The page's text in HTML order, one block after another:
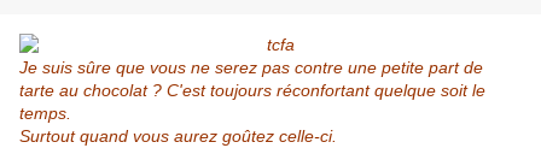
Je suis sûre que vous ne serez pas contre une petite part de
tarte au chocolat ? C'est toujours réconfortant quelque soit le
temps.
Surtout quand vous aurez goûtez celle-ci.